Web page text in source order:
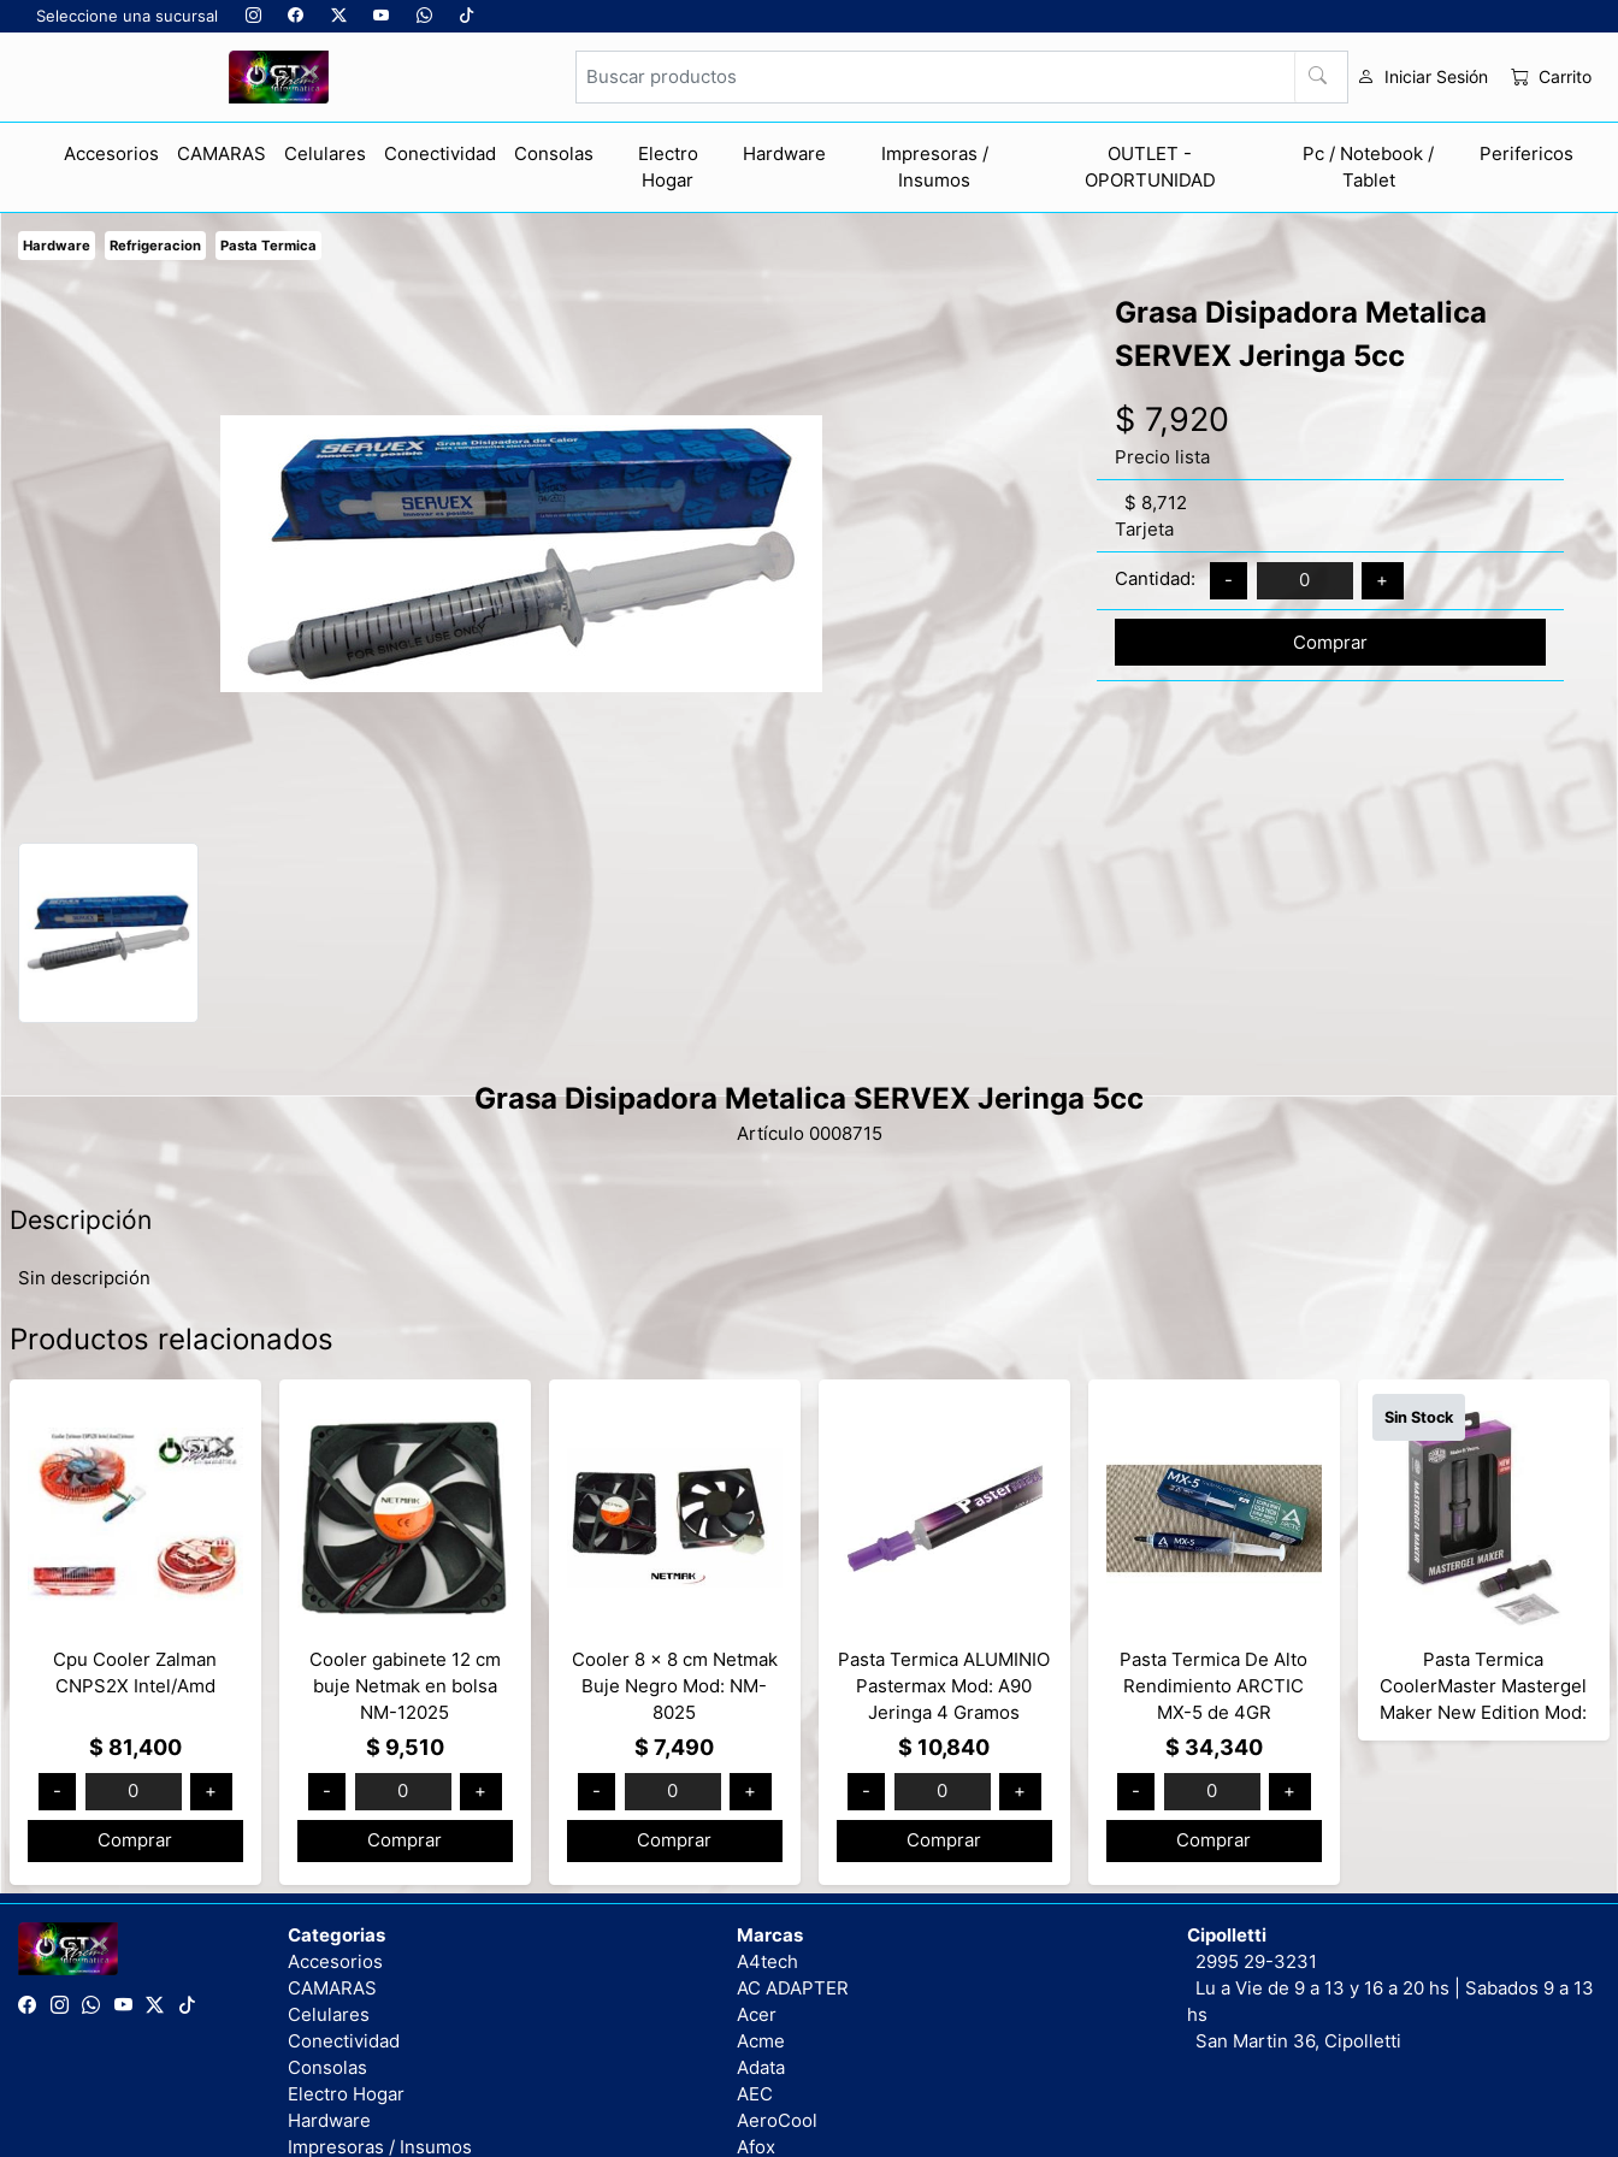
Seleccione una sucursal
Iniciar Sesión Carrito
Accesorios CAMARAS Celulares Conectividad Consolas
Electro
Hogar
Hardware
Impresoras /
Insumos
OUTLET -
OPORTUNIDAD
Pc / Notebook /
Tablet
Perifericos
Hardware Refrigeracion Pasta Termica
Grasa Disipadora Metalica
SERVEX Jeringa 5cc
$ 7,920
Precio lista
$ 8,712
Tarjeta
Cantidad: - 0 +
Comprar
Grasa Disipadora Metalica SERVEX Jeringa 5cc
Artículo 0008715
Descripción
Sin descripción
Productos relacionados
Cpu Cooler Zalman
CNPS2X Intel/Amd
$ 81,400
- 0 +
Comprar
Cooler gabinete 12 cm
buje Netmak en bolsa
NM-12025
$ 9,510
- 0 +
Comprar
Cooler 8 x 8 cm Netmak
Buje Negro Mod: NM-
8025
$ 7,490
- 0 +
Comprar
Pasta Termica ALUMINIO
Pastermax Mod: A90
Jeringa 4 Gramos
$ 10,840
- 0 +
Comprar
Pasta Termica De Alto
Rendimiento ARCTIC
MX-5 de 4GR
$ 34,340
- 0 +
Comprar
Sin Stock
Pasta Termica
CoolerMaster Mastergel
Maker New Edition Mod:
MGZ-NDSG-N15M-R2
Categorias
Accesorios
CAMARAS
Celulares
Conectividad
Consolas
Electro Hogar
Hardware
Impresoras / Insumos
Marcas
A4tech
AC ADAPTER
Acer
Acme
Adata
AEC
AeroCool
Afox
Cipolletti
2995 29-3231
Lu a Vie de 9 a 13 y 16 a 20 hs | Sabados 9 a 13
hs
San Martin 36, Cipolletti